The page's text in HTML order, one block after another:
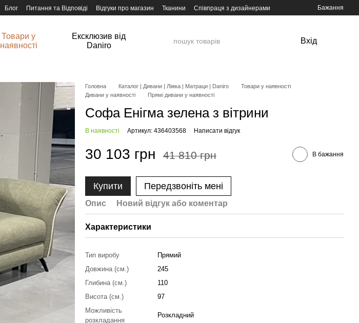
Блог Питання та Відповіді Відгуки про магазин Тканини Співпраця з дизайнерами Бажання
Товари у
наявності
Ексклюзив від
Daniro
Вхід
Головна Каталог | Дивани | Ліжка | Матраци | Daniro
Товари у наявності
Дивани у наявності
Прямі дивани у наявності
Софа Енігма зелена з вітрини
В наявності Артикул: 436403568 Написати відгук
30 103 грн 41 810 грн В бажання
Купити Передзвоніть мені
Опис Новий відгук або коментар
Характеристики
Тип виробу
Прямий
Довжина (см.)
245
Глибина (см.)
110
Висота (см.)
97
Можливість
розкладання
Розкладний